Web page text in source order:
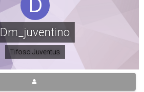
Dm_juventino
Tifoso Juventus